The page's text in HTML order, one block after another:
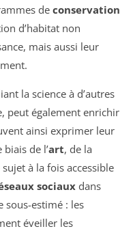
de conservation
d’habitat non
mais aussi leur
la science à d’autres
peut également enrichir
ainsi exprimer leur
de l’art, de la
à la fois accessible
sociaux dans
sous-estimé : les
éveiller les